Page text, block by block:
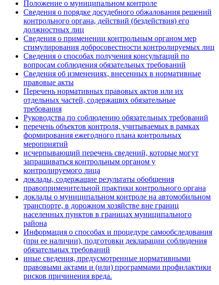
Положение о муниципальном контроле
Сведения о порядке досудебного обжалования решений
контрольного органа, действий (бездействия) его
должностных лиц
Сведения о применении контрольным органом мер
стимулирования добросовестности контролируемых лиц
Сведения о способах получения консультаций по
вопросам соблюдения обязательных требований
Сведения об изменениях, внесенных в нормативные
правовые акты
Перечень нормативных правовых актов или их
отдельных частей, содержащих обязательные
требования
Руководства по соблюдению обязательных требований
перечень объектов контроля, учитываемых в рамках
формирования ежегодного плана контрольных
мероприятий
исчерпывающий перечень сведений, которые могут
запрашиваться контрольным органом у
контролируемого лица
доклады, содержащие результаты обобщения
правоприменительной практики контрольного органа
доклады о муниципальном контроле на автомобильном
транспорте, в дорожном хозяйстве вне границ
населенных пунктов в границах муниципального
района
Информация о способах и процедуре самообследования
(при ее наличии), подготовки декларации соблюдения
обязательных требований
иные сведения, предусмотренные нормативными
правовыми актами и (или) программами профилактики
рисков причинения вреда.